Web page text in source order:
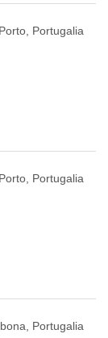
Porto, Portugalia
Porto, Portugalia
Portugalia